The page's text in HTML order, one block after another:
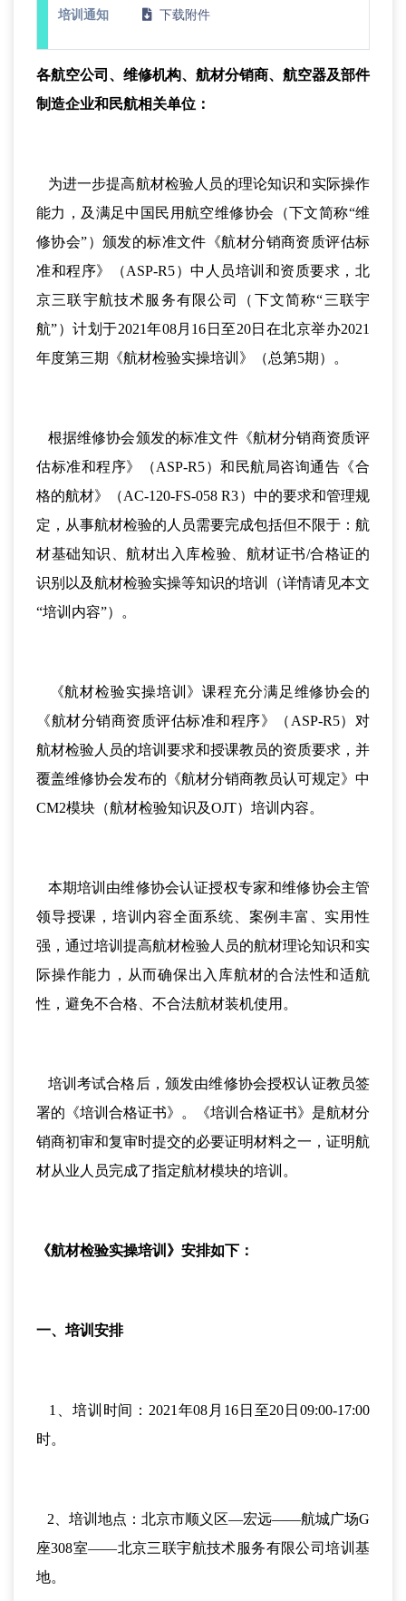
培训通知 下载附件
各航空公司、维修机构、航材分销商、航空器及部件
制造企业和民航相关单位：
为进一步提高航材检验人员的理论知识和实际操作
能力，及满足中国民用航空维修协会（下文简称“维
修协会”）颁发的标准文件《航材分销商资质评估标
准和程序》（ASP-R5）中人员培训和资质要求，北
京三联宇航技术服务有限公司（下文简称“三联宇
航”）计划于2021年08月16日至20日在北京举办2021
年度第三期《航材检验实操培训》（总第5期）。
根据维修协会颁发的标准文件《航材分销商资质评
估标准和程序》（ASP-R5）和民航局咨询通告《合
格的航材》（AC-120-FS-058 R3）中的要求和管理规
定，从事航材检验的人员需要完成包括但不限于：航
材基础知识、航材出入库检验、航材证书/合格证的
识别以及航材检验实操等知识的培训（详情请见本文
“培训内容”）。
《航材检验实操培训》课程充分满足维修协会的
《航材分销商资质评估标准和程序》（ASP-R5）对
航材检验人员的培训要求和授课教员的资质要求，并
覆盖维修协会发布的《航材分销商教员认可规定》中
CM2模块（航材检验知识及OJT）培训内容。
本期培训由维修协会认证授权专家和维修协会主管
领导授课，培训内容全面系统、案例丰富、实用性
强，通过培训提高航材检验人员的航材理论知识和实
际操作能力，从而确保出入库航材的合法性和适航
性，避免不合格、不合法航材装机使用。
培训考试合格后，颁发由维修协会授权认证教员签
署的《培训合格证书》。《培训合格证书》是航材分
销商初审和复审时提交的必要证明材料之一，证明航
材从业人员完成了指定航材模块的培训。
《航材检验实操培训》安排如下：
一、培训安排
1、培训时间：2021年08月16日至20日09:00-17:00
时。
2、培训地点：北京市顺义区—宏远——航城广场G
座308室——北京三联宇航技术服务有限公司培训基
地。